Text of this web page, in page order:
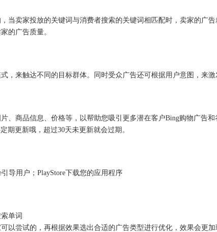
当卖家投放的关键词与消费者搜索的关键词相匹配时，卖家的广
的广告质量。
，来触达不同的目标群体。同时受众广告还可根据用户意图，来
、商品信息、价格等，以帮助您吸引更多潜在客户Bing购物广告
期更新哦，超过30天未更新就会过期。
导用户；PlayStore下载您的应用程序
单词
以尝试的，再根据效果选出合适的广告类型进行优化，效果会更